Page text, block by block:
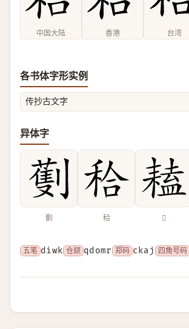
中国大陆 香港 台湾
各书体字形实例
传抄古文字
异体字
劐 秴 𦔏
五笔 diwk 仓颉 qdomr 郑码 ckaj 四角号码